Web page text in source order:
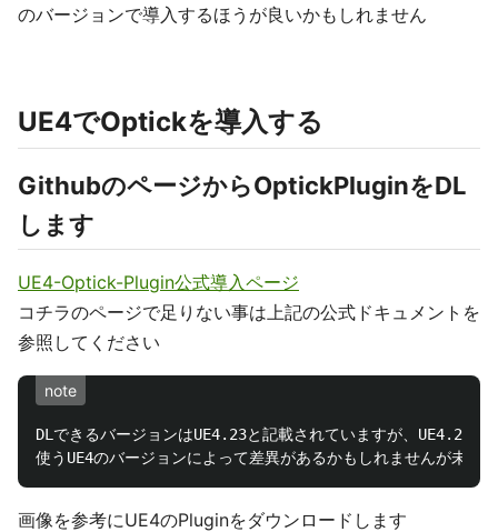
のバージョンで導入するほうが良いかもしれません
UE4でOptickを導入する
GithubのページからOptickPluginをDL
します
UE4-Optick-Plugin公式導入ページ
コチラのページで足りない事は上記の公式ドキュメントを
参照してください
note
DLできるバージョンはUE4.23と記載されていますが、UE4.20で
画像を参考にUE4のPluginをダウンロードします